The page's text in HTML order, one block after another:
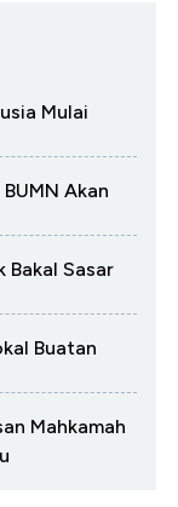
Mulai
Akan
Bakal Sasar
Buatan
Mahkamah